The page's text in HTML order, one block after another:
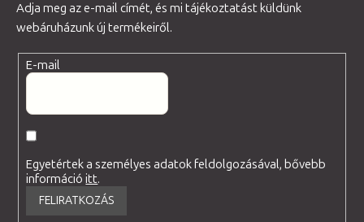
Adja meg az e-mail címét, és mi tájékoztatást küldünk
webáruházunk új termékeiről.
E-mail
Egyetértek a személyes adatok feldolgozásával, bővebb
információitt.
FELIRATKOZÁS